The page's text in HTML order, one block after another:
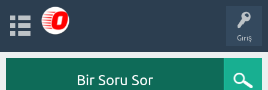
Giriş
Bir Soru Sor